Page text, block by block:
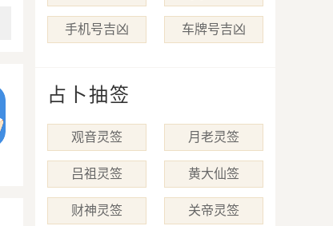
手机号吉凶 车牌号吉凶
占卜抽签
观音灵签 月老灵签
吕祖灵签 黄大仙签
财神灵签 关帝灵签